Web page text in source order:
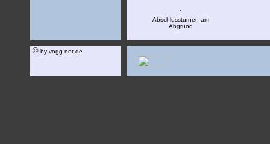
Abschlussturnen am
Abgrund
©by vogg-net.de